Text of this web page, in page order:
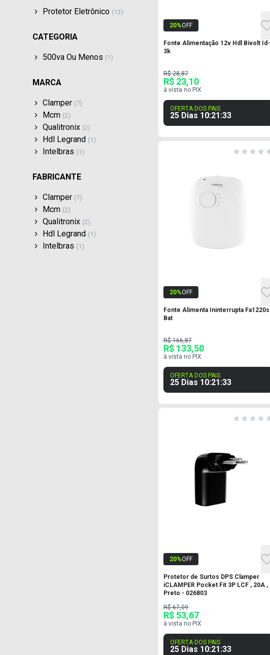
Protetor Eletrônico (13)
CATEGORIA
500va Ou Menos (1 )
MARCA
Clamper (7)
Mcm (2)
Qualitronix (2)
Hdl Legrand (1 )
Intelbras (1 )
FABRICANTE
Clamper (7)
Mcm (2)
Qualitronix (2)
Hdl Legrand (1 )
Intelbras (1 )
20%OFF
Fonte Alimentação 12v Hdl Bivolt Id-
3k
R$ 28,87
R$ 23,10
à vista no PIX
OFERTA DOS PAIS
25 Dias 10:21 :32
20%OFF
Fonte Alimenta Ininterrupta Fa1220s
Bat
R$ 166,87
R$ 133,50
à vista no PIX
OFERTA DOS PAIS
25 Dias 10:21 :32
20%OFF
Protetor de Surtos DPS Clamper
iCLAMPER Pocket Fit 3P LCF , 20A ,
Preto - 026803
R$ 67,09
R$ 53,67
à vista no PIX
OFERTA DOS PAIS
25 Dias 10:21 :32